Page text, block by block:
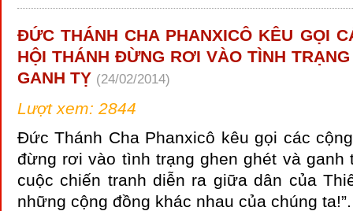
ĐỨC THÁNH CHA PHANXICÔ KÊU GỌI
HỘI THÁNH ĐỪNG RƠI VÀO TÌNH
GANH TỴ (24/02/2014)
Lượt xem: 2844
Đức Thánh Cha Phanxicô kêu gọi các
đừng rơi vào tình trạng ghen ghét và ganh
cuộc chiến tranh diễn ra giữa dân của
những cộng đồng khác nhau của chúng